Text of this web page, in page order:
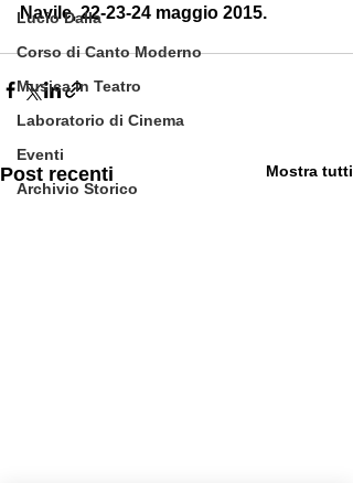
Lucio Dalla
Corso di Canto Moderno
Musica in Teatro
Laboratorio di Cinema
Eventi
Archivio Storico
Navile, 22-23-24 maggio 2015.
Post recenti Mostra tutti